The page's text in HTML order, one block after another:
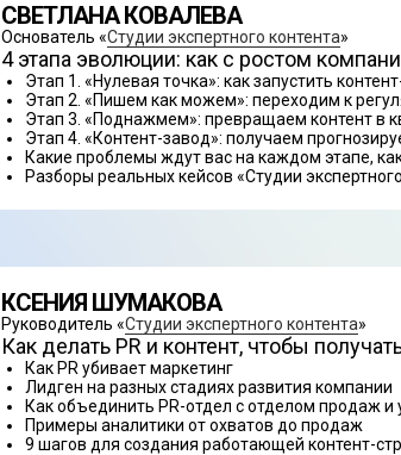
СВЕТЛАНА КОВАЛЕВА
Основатель «Студии экспертного контента»
4 этапа эволюции: как с ростом
Этап 1. «Нулевая точка»: как запустить
Этап 2. «Пишем как можем»: переходим к
Этап 3. «Поднажмем»: превращаем контент в
Этап 4. «Контент-завод»: получаем
Какие проблемы ждут вас на каждом этапе,
Разборы реальных кейсов «Студии
КСЕНИЯ ШУМАКОВА
Руководитель «Студии экспертного контента»
Как делать PR и контент, чтобы
Как PR убивает маркетинг
Лидген на разных стадиях развития компании
Как объединить PR-отдел с отделом продаж и
Примеры аналитики от охватов до продаж
9 шагов для создания работающей контент-